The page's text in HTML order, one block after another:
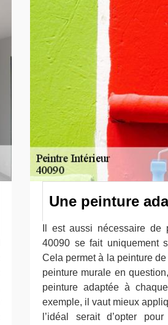
Une peinture
Il est aussi nécessaire
40090 se fait uniquement
Cela permet à la peinture
peinture murale en
peinture adaptée à
exemple, il vaut mieux
l’idéal serait d’opter